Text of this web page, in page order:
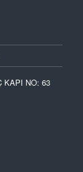
KAPI NO: 63